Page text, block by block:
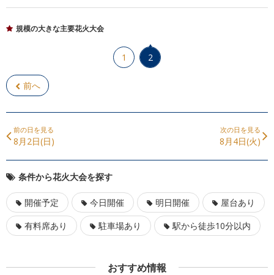
規模の大きな主要花火大会
前へ
1 2
前の日を見る
8月2日(日)
次の日を見る
8月4日(火)
条件から花火大会を探す
開催予定 今日開催 明日開催
屋台あり
有料席あり
駐車場あり 駅から徒歩10分以内
おすすめ情報